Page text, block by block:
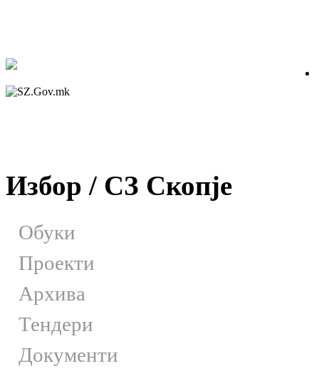
Избор / СЗ Скопје
Обуки
Проекти
Архива
Тендери
Документи